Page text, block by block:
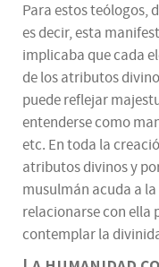
Para estos teólogos,
es decir, esta
implicaba que cada
de los atributos
puede reflejar
entenderse como
etc. En toda la
atributos divinos y
musulmán acuda a
relacionarse con ella
contemplar la